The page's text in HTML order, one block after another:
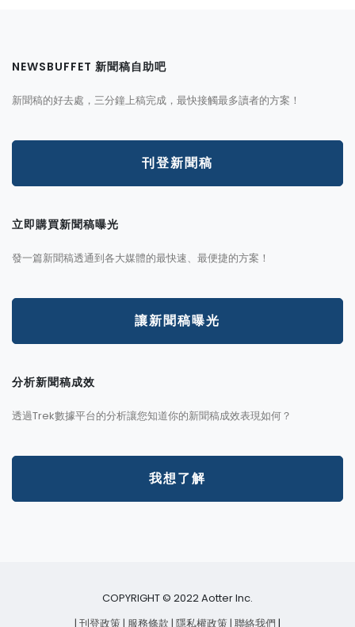
NEWSBUFFET 新聞稿自助吧
新聞稿的好去處，三分鐘上稿完成，最快接觸最多讀者的方案！
刊登新聞稿
立即購買新聞稿曝光
發一篇新聞稿透通到各大媒體的最快速、最便捷的方案！
讓新聞稿曝光
分析新聞稿成效
透過Trek數據平台的分析讓您知道你的新聞稿成效表現如何？
我想了解
COPYRIGHT © 2022 Aotter Inc.
| 刊登政策| 服務條款 | 隱私權政策| 聯絡我們 |